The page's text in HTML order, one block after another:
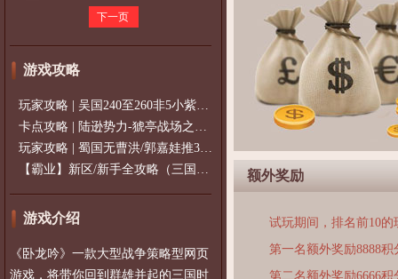
下一页
游戏攻略
玩家攻略 | 吴国240至260非5小紫过策免
卡点攻略 | 陆逊势力-猇亭战场之陆逊
玩家攻略 | 蜀国无曹洪/郭嘉娃推375级，
【霸业】新区/新手全攻略（三国通用）2
游戏介绍
《卧龙吟》一款大型战争策略型网页
游戏，将带你回到群雄并起的三国时
额外奖励
试玩期间，排名前10
第一名额外奖励8888积
第二名额外奖励6666积